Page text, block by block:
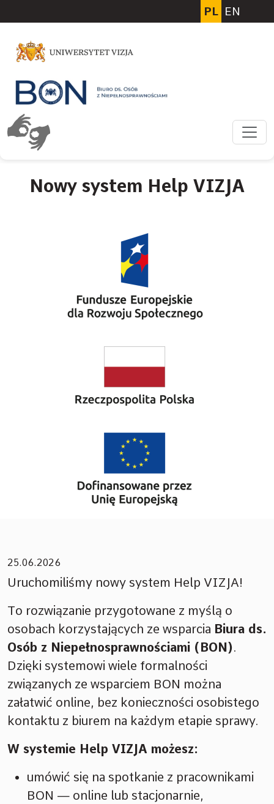
PL EN
Nowy system Help VIZJA
25.06.2026
Uruchomiliśmy nowy system Help VIZJA!
To rozwiązanie przygotowane z myślą o
osobach korzystających ze wsparcia Biura ds.
Osób z Niepełnosprawnościami (BON).
Dzięki systemowi wiele formalności
związanych ze wsparciem BON można
załatwić online, bez konieczności osobistego
kontaktu z biurem na każdym etapie sprawy.
W systemie Help VIZJA możesz:
umówić się na spotkanie z pracownikami
BON — online lub stacjonarnie,